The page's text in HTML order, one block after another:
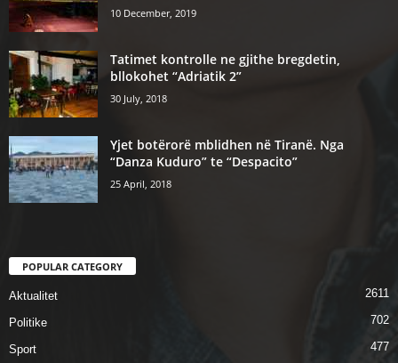
10 December, 2019
Tatimet kontrolle ne gjithe bregdetin,
bllokohet “Adriatik 2”
30 July, 2018
Yjet botërorë mblidhen në Tiranë. Nga
“Danza Kuduro” te “Despacito”
25 April, 2018
POPULAR CATEGORY
Aktualitet 2611
Politike 702
Sport 477